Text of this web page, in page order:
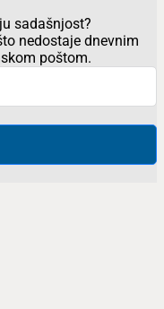
sadašnjost?
nedostaje dnevnim
poštom.